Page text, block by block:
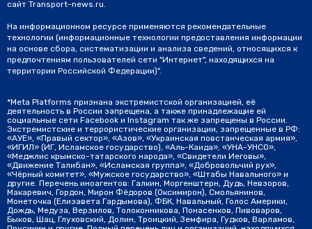
сайт Transport-news.ru.
На информационном ресурсе применяются рекомендательные
технологии (информационные технологии предоставления информации
на основе сбора, систематизации и анализа сведений, относящихся к
предпочтениям пользователей сети "Интернет", находящихся на
территории Российской Федерации)".
*Meta Platforms признана экстремистской организацией, её
деятельность в России запрещена, а также принадлежащие ей
социальные сети Facebook и Instagram так же запрещены в России.
Экстремистские и террористические организации, запрещенные в РФ:
«АУЕ», «Правый сектор», «Азов», «Украинская повстанческая армия»,
«ИГИЛ» (ИГ, Исламское государство), «Аль-Каида», «УНА-УНСО»,
«Меджлис крымско-татарского народа», «Свидетели Иеговы»,
«Движение Талибан», «Исламская группа», «Добровольчий рух»,
«Чёрный комитет», «Мужское государство», «Штабы Навального» и
другие. Перечень иноагентов: Галкин, Моргенштерн, Дудь, Невзоров,
Макаревич, Гордон, Мирон Фёдоров (Оксимирон), Смольянинов,
Монеточка (Елизавета Гардымова), ФБК, Навальный, Голос Америки,
Дождь, Медуза, Верзилов, Толоконникова, Понасенков, Пивоваров,
Быков, Шац, Глуховский, Долин, Троицкий, Земфира, Гудков, Варламов,